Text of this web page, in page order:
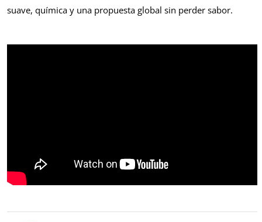
suave, química y una propuesta global sin perder sabor.